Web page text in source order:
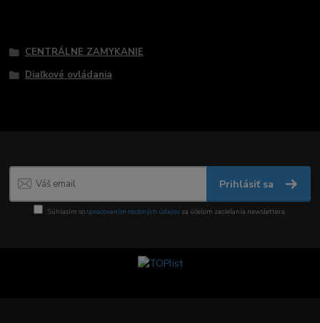
CENTRÁLNE ZAMYKANIE
Diaľkové ovládania
Prihlásiť sa
Súhlasím sospracovaním osobných údajov za účelom zasielania newslettera.